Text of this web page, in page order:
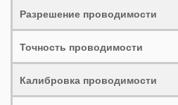
Разрешение проводимости
Точность проводимости
Калибровка проводимости